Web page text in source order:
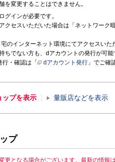
を変更することはできません。
グインが必要です。
クセスいただいた場合は「ネットワー
のインターネット環境にてアクセスい
ちでない方も、dアカウントの発行が可能
・確認は「
dアカウント発行 」でご確
ップを表示 量販店などを表示
プ
更となる場合がございます。最新の情報は